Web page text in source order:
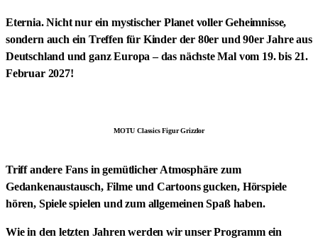
Eternia. Nicht nur ein mystischer Planet voller Geheimnisse,
sondern auch ein Treffen für Kinder der 80er und 90er Jahre aus
Deutschland und ganz Europa – das nächste Mal vom 19. bis 21.
Februar 2027!
MOTU Classics Figur Grizzlor
Triff andere Fans in gemütlicher Atmosphäre zum
Gedankenaustausch, Filme und Cartoons gucken, Hörspiele
hören, Spiele spielen und zum allgemeinen Spaß haben.
Wie in den letzten Jahren werden wir unser Programm ein